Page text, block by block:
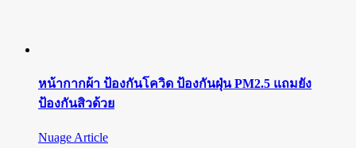
หน้ากากผ้า ป้องกันโควิด ป้องกันฝุ่น PM2.5 แถมยัง
ป้องกันสิวด้วย
Nuage Article